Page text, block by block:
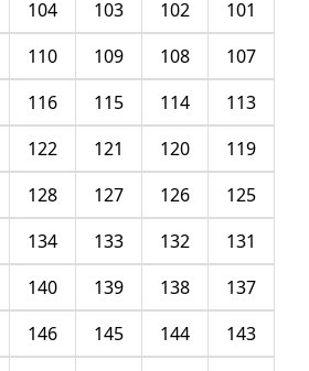
101
102
103
104
107
108
109
110
113
114
115
116
119
120
121
122
125
126
127
128
131
132
133
134
137
138
139
140
143
144
145
146